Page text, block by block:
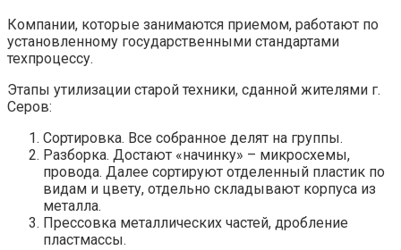
Компании, которые занимаются приемом, работают по
установленному государственными стандартами
техпроцессу.
Этапы утилизации старой техники, сданной жителями г.
Серов:
Сортировка. Все собранное делят на группы.
Разборка. Достают «начинку» – микросхемы,
провода. Далее сортируют отделенный пластик по
видам и цвету, отдельно складывают корпуса из
металла.
Прессовка металлических частей, дробление
пластмассы.